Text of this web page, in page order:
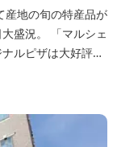
産地の旬の特産品が
盛況。 「マルシェ
ルピザは大好評！
セットになった
かつら池どうぶつ